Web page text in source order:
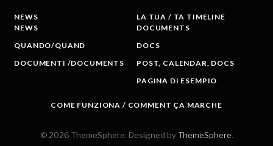
NEWS
NEWS
QUANDO/QUAND
DOCUMENTI /DOCUMENTS
LA TUA / TA TIMELINE
DOCUMENTS
DOCS
POST, CALENDAR, DOCS
PAGINA DI ESEMPIO
COME FUNZIONA / COMMENT ÇA MARCHE
© 2026 ThemeSphere. Designed byThemeSphere.